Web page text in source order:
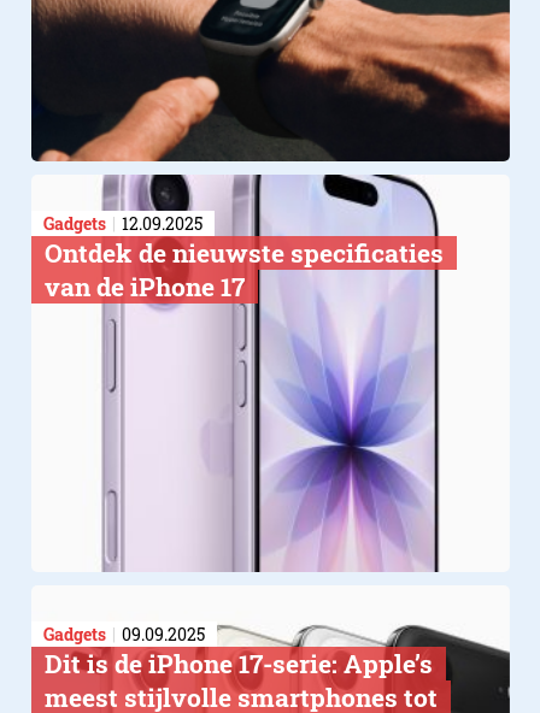
Gadgets 12.09.2025
Ontdek de nieuwste specificaties
van de iPhone 17
Gadgets 09.09.2025
Dit is de iPhone 17-serie: Apple’s
meest stijlvolle smartphones tot